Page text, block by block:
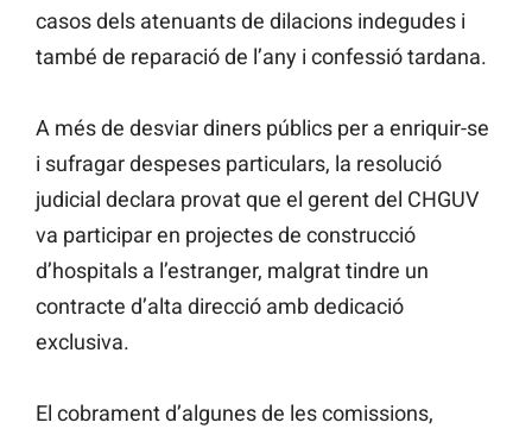
casos dels atenuants de dilacions indegudes i
també de reparació de l’any i confessió tardana.
A més de desviar diners públics per a enriquir-se
i sufragar despeses particulars, la resolució
judicial declara provat que el gerent del CHGUV
va participar en projectes de construcció
d’hospitals a l’estranger, malgrat tindre un
contracte d’alta direcció amb dedicació
exclusiva.
El cobrament d’algunes de les comissions,